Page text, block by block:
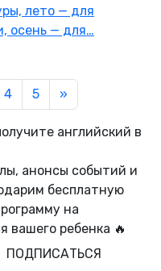
лето — для
осень — для…
4 5 »
английский в
анонсы событий и
бесплатную
на
вашего ребенка 🔥
ПОДПИСАТЬСЯ